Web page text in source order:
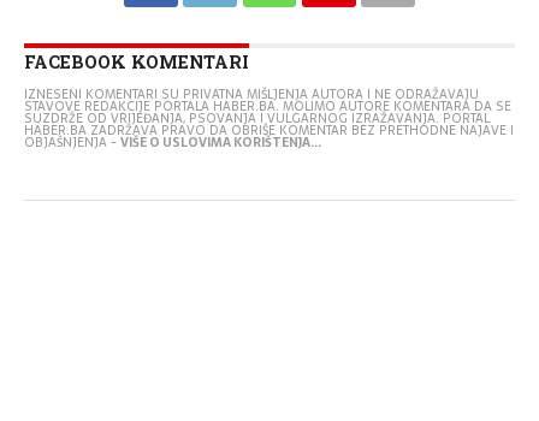
FACEBOOK KOMENTARI
IZNESENI KOMENTARI SU PRIVATNA MIŠLJENJA AUTORA I NE ODRAŽAVAJU
STAVOVE REDAKCIJE PORTALA HABER.BA. MOLIMO AUTORE KOMENTARA DA SE
SUZDRŽE OD VRIJEĐANJA, PSOVANJA I VULGARNOG IZRAŽAVANJA. PORTAL
HABER.BA ZADRŽAVA PRAVO DA OBRIŠE KOMENTAR BEZ PRETHODNE NAJAVE I
OBJAŠNJENJA -VIŠE O USLOVIMA KORIŠTENJA...